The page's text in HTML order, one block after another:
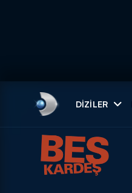
DIZILER